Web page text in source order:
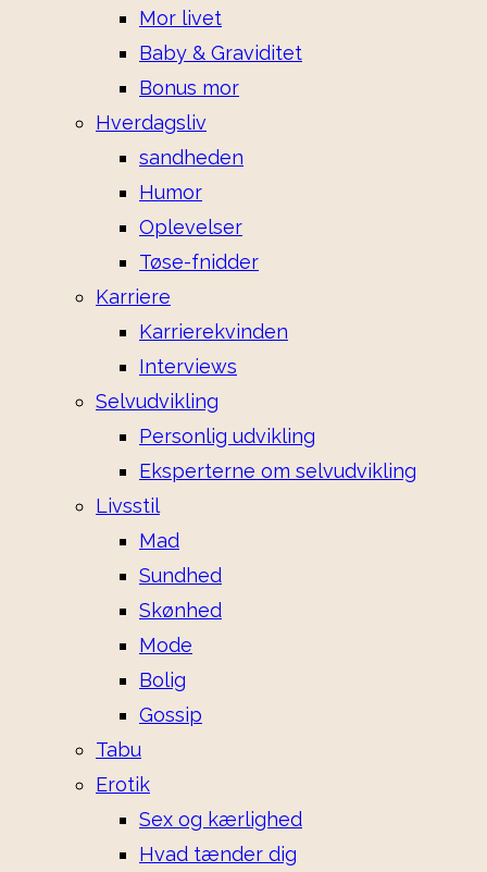
Mor livet
Baby & Graviditet
Bonus mor
Hverdagsliv
sandheden
Humor
Oplevelser
Tøse-fnidder
Karriere
Karrierekvinden
Interviews
Selvudvikling
Personlig udvikling
Eksperterne om selvudvikling
Livsstil
Mad
Sundhed
Skønhed
Mode
Bolig
Gossip
Tabu
Erotik
Sex og kærlighed
Hvad tænder dig